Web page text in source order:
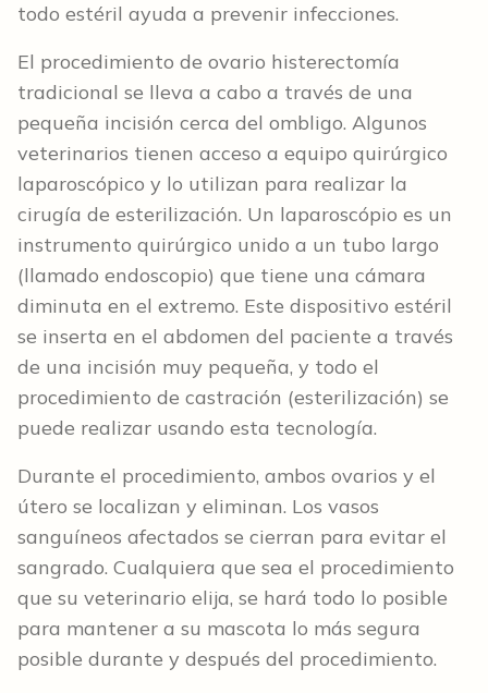
todo estéril ayuda a prevenir infecciones.
El procedimiento de ovario histerectomía
tradicional se lleva a cabo a través de una
pequeña incisión cerca del ombligo. Algunos
veterinarios tienen acceso a equipo quirúrgico
laparoscópico y lo utilizan para realizar la
cirugía de esterilización. Un laparoscópio es un
instrumento quirúrgico unido a un tubo largo
(llamado endoscopio) que tiene una cámara
diminuta en el extremo. Este dispositivo estéril
se inserta en el abdomen del paciente a través
de una incisión muy pequeña, y todo el
procedimiento de castración (esterilización) se
puede realizar usando esta tecnología.
Durante el procedimiento, ambos ovarios y el
útero se localizan y eliminan. Los vasos
sanguíneos afectados se cierran para evitar el
sangrado. Cualquiera que sea el procedimiento
que su veterinario elija, se hará todo lo posible
para mantener a su mascota lo más segura
posible durante y después del procedimiento.